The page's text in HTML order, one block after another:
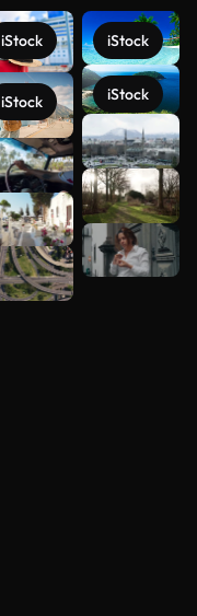
iStock
iStock
iStock
iStock
Veja mais